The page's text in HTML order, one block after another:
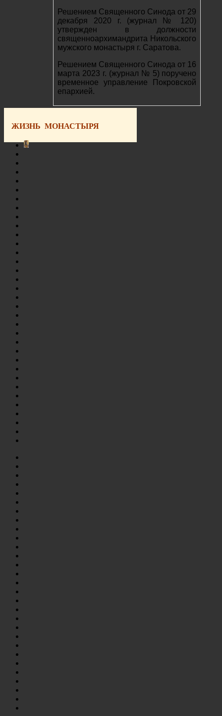
Решением Священного Синода от 29
декабря 2020 г. (журнал № 120)
утвержден в должности
священноархимандрита Никольского
мужского монастыря г. Саратова.
Решением Священного Синода от 16
марта 2023 г. (журнал № 5) поручено
временное управление Покровской
епархией.
ЖИЗНЬ МОНАСТЫРЯ